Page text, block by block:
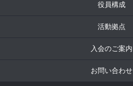
役員構成
活動拠点
入会のご案内
お問い合わせ